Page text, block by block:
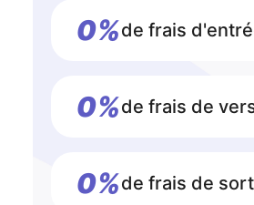
0%de frais
0%de frais de
0%de frais de